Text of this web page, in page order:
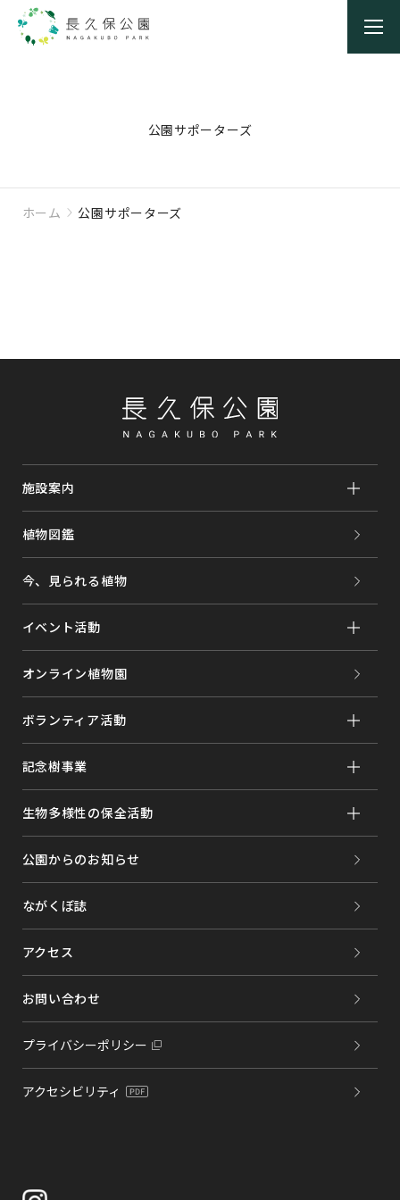
公園サポーターズ
ホーム 公園サポーターズ
施設案内
植物図鑑
今、見られる植物
イベント活動
オンライン植物園
ボランティア活動
記念樹事業
生物多様性の保全活動
公園からのお知らせ
ながくぼ誌
アクセス
お問い合わせ
プライバシーポリシー
アクセシビリティ